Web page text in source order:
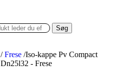
Søg
/ Frese /Iso-kappe Pv Compact
Dn25l32 - Frese